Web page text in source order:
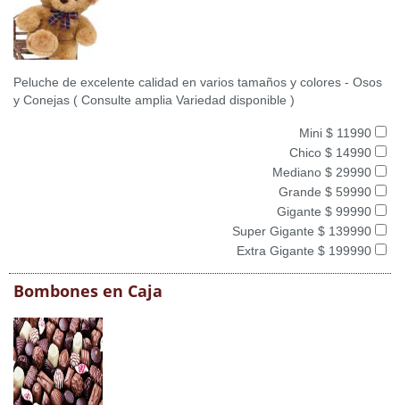
Peluche de excelente calidad en varios tamaños y colores - Osos
y Conejas ( Consulte amplia Variedad disponible )
Mini $ 11990
Chico $ 14990
Mediano $ 29990
Grande $ 59990
Gigante $ 99990
Super Gigante $ 139990
Extra Gigante $ 199990
Bombones en Caja